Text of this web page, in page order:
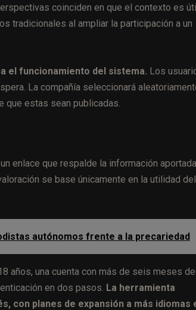
coinciden en que el contexto es
tradicionales al ampliar la participación a un
el funcionamiento del sistema. Los
La compañía seleccionará
estas sean publicadas.
enlace que respalde la información aportada.
se base únicamente en la utilidad del
autónomos frente a la precariedad
años, una cuenta con más de seis meses de
en dos pasos. La herramienta
con planes de expansión a más idiomas